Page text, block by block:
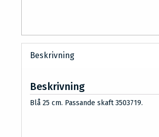
Beskrivning
Beskrivning
Blå 25 cm. Passande skaft 3503719.